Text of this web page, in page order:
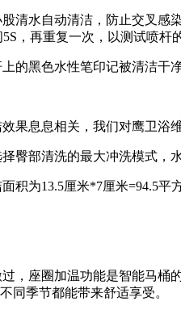
水自动清洁，防止交叉感
，再重复一次，以测试喷杆
黑色水性笔印记被清洁干
息息相关，我们对鹰卫浴维
部清洗的最大冲洗模式，
为13.5厘米*7厘米=94.5平
座圈加温功能是智能马桶
同季节都能带来舒适享受。